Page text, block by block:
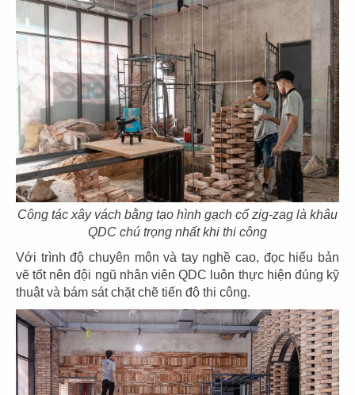
Công tác xây vách bằng tạo hình gạch cổ zig-zag là khâu
QDC chú trọng nhất khi thi công
Với trình độ chuyên môn và tay nghề cao, đọc hiểu bản
vẽ tốt nên đội ngũ nhân viên QDC luôn thực hiện đúng kỹ
thuật và bám sát chặt chẽ tiến độ thi công.
73
JOLLIBEE
CN Long Khánh
74
JOLLIBEE
CN Vĩnh Long
75
HẢI SẢN HOÀNG GIA
76
HẢI SẢN HOÀNG GIA
CN Lý Tự Trọng
77 78